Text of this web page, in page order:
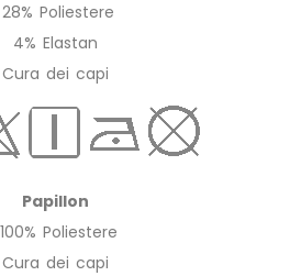
28% Poliestere
4% Elastan
Cura dei capi
Papillon
100% Poliestere
Cura dei capi